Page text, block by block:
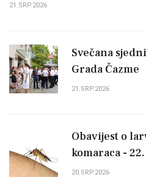
21.SRP.2026
Svečana
Grada Čazme
21.SRP.2026
Obavijest o
komaraca -
20.SRP.2026